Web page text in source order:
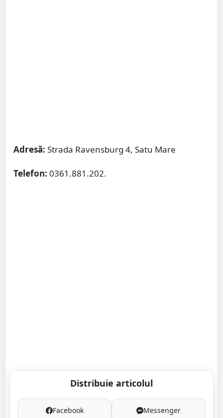
Adresă: Strada Ravensburg 4, Satu Mare
Telefon: 0361.881.202.
Distribuie articolul
Facebook Messenger